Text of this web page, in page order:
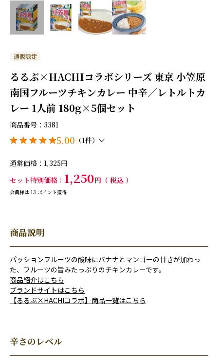
通販限定
るるぶ×HACHIコラボシリーズ 東京 小笠原
南国フルーツチキンカレー 中辛／レトルトカ
レー 1人前 180g×5個セット
商品番号 3381
5.00 （1件）
通常価格
1,325
セット特別価格
1,250 税込
会員様は 13 ポイント獲得
商品説明
パッションフルーツの酸味にバナナとマンゴーの甘さが加わっ
た、フルーツの旨みたっぷりのチキンカレーです。
商品紹介はこちら
ブランドサイトはこちら
【るるぶ×HACHIコラボ】商品一覧はこちら
辛さのレベル